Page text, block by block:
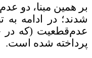
بر همین مبنا، دو
شدند؛ در ادامه
عدم‌قطعیت (که در
پرداخته شده است.